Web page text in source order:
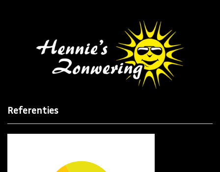
Referenties